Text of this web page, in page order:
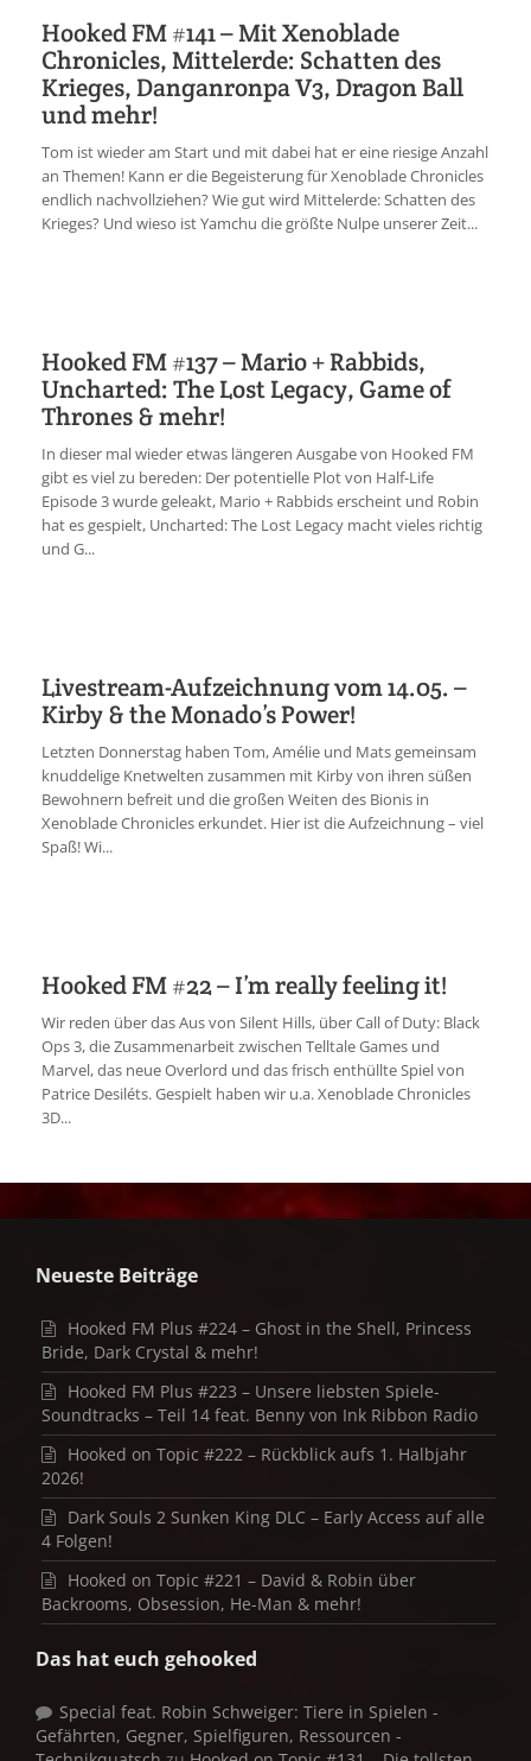
Hooked FM #141 – Mit Xenoblade
Chronicles, Mittelerde: Schatten des
Krieges, Danganronpa V3, Dragon Ball
und mehr!
Tom ist wieder am Start und mit dabei hat er eine riesige Anzahl
an Themen! Kann er die Begeisterung für Xenoblade Chronicles
endlich nachvollziehen? Wie gut wird Mittelerde: Schatten des
Krieges? Und wieso ist Yamchu die größte Nulpe unserer Zeit...
Hooked FM #137 – Mario + Rabbids,
Uncharted: The Lost Legacy, Game of
Thrones & mehr!
In dieser mal wieder etwas längeren Ausgabe von Hooked FM
gibt es viel zu bereden: Der potentielle Plot von Half-Life
Episode 3 wurde geleakt, Mario + Rabbids erscheint und Robin
hat es gespielt, Uncharted: The Lost Legacy macht vieles richtig
und G...
Livestream-Aufzeichnung vom 14.05. –
Kirby & the Monado’s Power!
Letzten Donnerstag haben Tom, Amélie und Mats gemeinsam
knuddelige Knetwelten zusammen mit Kirby von ihren süßen
Bewohnern befreit und die großen Weiten des Bionis in
Xenoblade Chronicles erkundet. Hier ist die Aufzeichnung – viel
Spaß! Wi...
Hooked FM #22 – I’m really feeling it!
Wir reden über das Aus von Silent Hills, über Call of Duty: Black
Ops 3, die Zusammenarbeit zwischen Telltale Games und
Marvel, das neue Overlord und das frisch enthüllte Spiel von
Patrice Desiléts. Gespielt haben wir u.a. Xenoblade Chronicles
3D...
Neueste Beiträge
Hooked FM Plus #224 – Ghost in the Shell, Princess
Bride, Dark Crystal & mehr!
Hooked FM Plus #223 – Unsere liebsten Spiele-
Soundtracks – Teil 14 feat. Benny von Ink Ribbon Radio
Hooked on Topic #222 – Rückblick aufs 1. Halbjahr
2026!
Dark Souls 2 Sunken King DLC – Early Access auf alle
4 Folgen!
Hooked on Topic #221 – David & Robin über
Backrooms, Obsession, He-Man & mehr!
Das hat euch gehooked
Special feat. Robin Schweiger: Tiere in Spielen -
Gefährten, Gegner, Spielfiguren, Ressourcen -